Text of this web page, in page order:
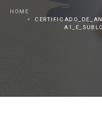
HOME